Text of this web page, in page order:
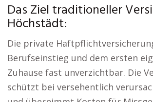
Das Ziel traditioneller
Höchstädt:
Die private
Berufseinstieg und dem ersten
Zuhause fast unverzichtbar. Die
schützt bei versehentlich